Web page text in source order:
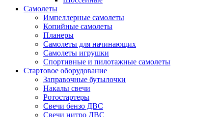
Самолеты
Импеллерные самолеты
Копийные самолеты
Планеры
Самолеты для начинающих
Самолеты игрушки
Спортивные и пилотажные самолеты
Стартовое оборудование
Заправочные бутылочки
Накалы свечи
Ротостартеры
Свечи бензо ДВС
Свечи нитро ДВС